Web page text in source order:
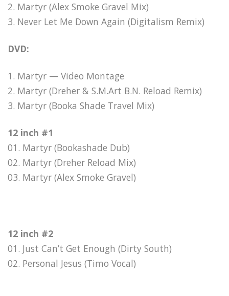
2. Martyr (Alex Smoke Gravel Mix)
3. Never Let Me Down Again (Digitalism Remix)
DVD:
1. Martyr — Video Montage
2. Martyr (Dreher & S.M.Art B.N. Reload Remix)
3. Martyr (Booka Shade Travel Mix)
12 inch #1
01. Martyr (Bookashade Dub)
02. Martyr (Dreher Reload Mix)
03. Martyr (Alex Smoke Gravel)
12 inch #2
01. Just Can’t Get Enough (Dirty South)
02. Personal Jesus (Timo Vocal)